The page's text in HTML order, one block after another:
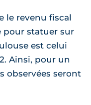
le revenu fiscal
pour statuer sur
est celui
Ainsi, pour un
observées seront